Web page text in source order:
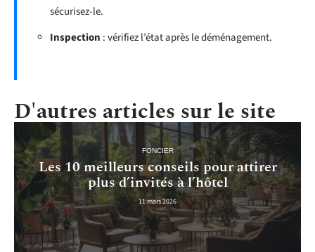
sécurisez-le.
Inspection : vérifiez l’état après le déménagement.
D'autres articles sur le site
FONCIER
Les 10 meilleurs conseils pour attirer
plus d’invités à l’hôtel
11 mars 2026